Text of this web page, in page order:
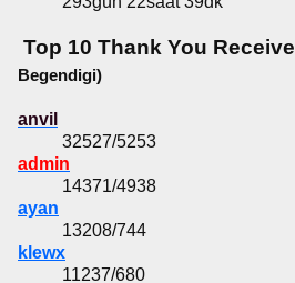
Top 10 Thank You Receive
Begendigi)
anvil
32527/5253
admin
14371/4938
ayan
13208/744
klewx
11237/680